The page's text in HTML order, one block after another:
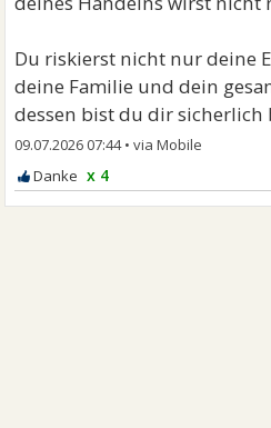
Du riskierst nicht nur deine
deine Familie und dein
dessen bist du dir sicherlich
09.07.2026 07:44•
x 4